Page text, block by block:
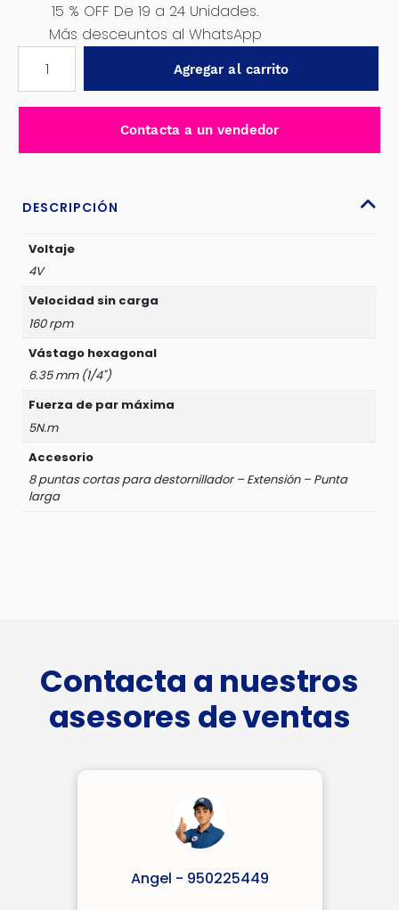
15 % OFF De 19 a 24 Unidades.
Más desceuntos al WhatsApp
INALÁMBRICO
-
Agregar al carrito
Contacta a un vendedor
DESCRIPCIÓN
Voltaje
4V
Velocidad sin carga
160 rpm
Vástago hexagonal
6.35 mm (1/4")
Fuerza de par máxima
5N.m
Accesorio
8 puntas cortas para destornillador – Extensión – Punta
larga
Contacta a nuestros
asesores de ventas
Angel - 950225449